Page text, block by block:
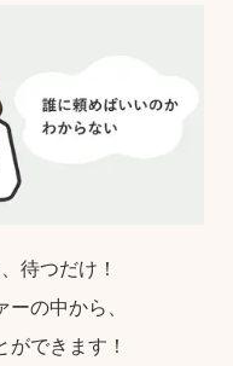
待つだけ！
の中から、
できます！